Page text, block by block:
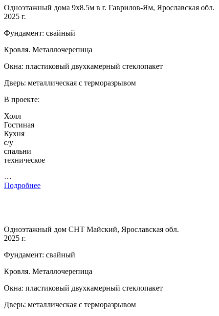
Одноэтажный дома 9х8.5м в г. Гаврилов-Ям, Ярославская обл.
2025 г.
Фундамент: свайный
Кровля. Металлочерепица
Окна: пластиковый двухкамерный стеклопакет
Дверь: металлическая с терморазрывом
В проекте:
Холл
Гостиная
Кухня
с/у
спальни
техническое
…
Подробнее
Одноэтажный дом СНТ Майский, Ярославская обл.
2025 г.
Фундамент: свайный
Кровля. Металлочерепица
Окна: пластиковый двухкамерный стеклопакет
Дверь: металлическая с терморазрывом